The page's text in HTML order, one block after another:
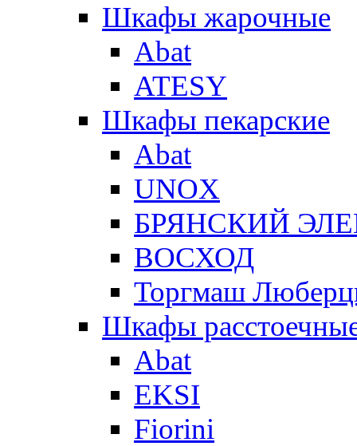
Шкафы жарочные
Abat
ATESY
Шкафы пекарские
Abat
UNOX
БРЯНСКИЙ
ВОСХОД
Торгмаш
Шкафы
Abat
EKSI
Fiorini